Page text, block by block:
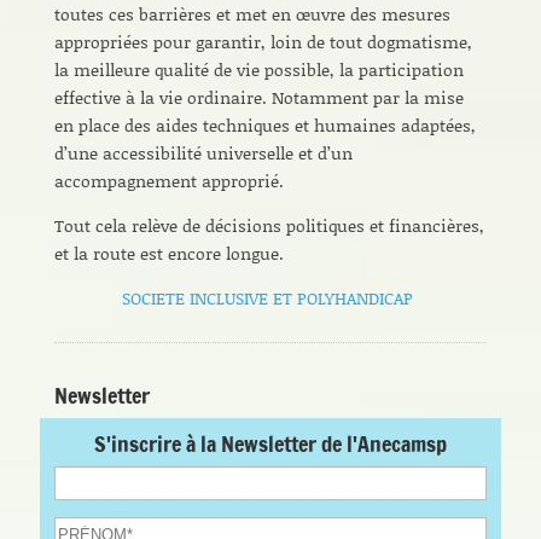
toutes ces barrières et met en œuvre des mesures
appropriées pour garantir, loin de tout dogmatisme,
la meilleure qualité de vie possible, la participation
effective à la vie ordinaire. Notamment par la mise
en place des aides techniques et humaines adaptées,
d’une accessibilité universelle et d’un
accompagnement approprié.
Tout cela relève de décisions politiques et financières,
et la route est encore longue.
SOCIETE INCLUSIVE ET POLYHANDICAP
Newsletter
S'inscrire à la Newsletter de l'Anecamsp